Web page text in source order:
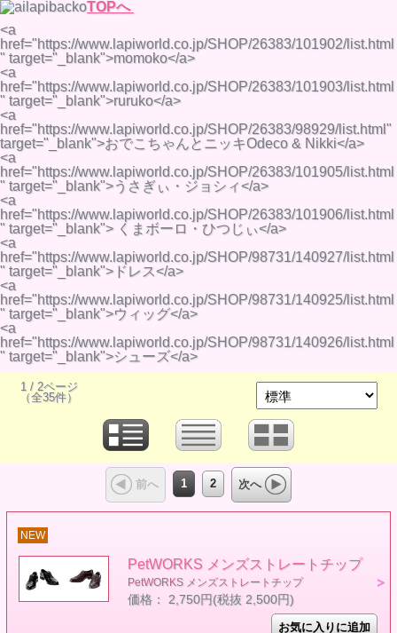
TOPへ
<a
href="https://www.lapiworld.co.jp/SHOP/26383/101902/list.html
" target="_blank">momoko</a>
<a
href="https://www.lapiworld.co.jp/SHOP/26383/101903/list.html
" target="_blank">ruruko</a>
<a
href="https://www.lapiworld.co.jp/SHOP/26383/98929/list.html"
target="_blank">おでこちゃんとニッキOdeco & Nikki</a>
<a
href="https://www.lapiworld.co.jp/SHOP/26383/101905/list.html
" target="_blank">うさぎぃ・ジョシィ</a>
<a
href="https://www.lapiworld.co.jp/SHOP/26383/101906/list.html
" target="_blank"> くまボーロ・ひつじぃ</a>
<a
href="https://www.lapiworld.co.jp/SHOP/98731/140927/list.html
" target="_blank">ドレス</a>
<a
href="https://www.lapiworld.co.jp/SHOP/98731/140925/list.html
" target="_blank">ウィッグ</a>
<a
href="https://www.lapiworld.co.jp/SHOP/98731/140926/list.html
" target="_blank">シューズ</a>
1 / 2ページ
（全35件）
前へ 1 2 次へ
NEW
PetWORKS メンズストレートチップ
PetWORKS メンズストレートチップ
価格： 2,750円(税抜 2,500円)